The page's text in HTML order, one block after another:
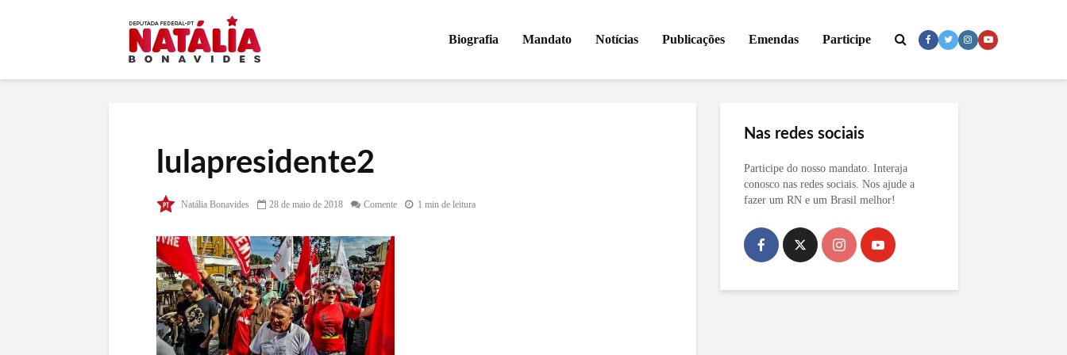
Biografia Mandato Notícias Publicações Emendas Participe
lulapresidente2
Natália Bonavides 28 de maio de 2018 Comente 1 min de leitura
Nas redes sociais
Participe do nosso mandato. Interaja
conosco nas redes sociais. Nos ajude a
fazer um RN e um Brasil melhor!